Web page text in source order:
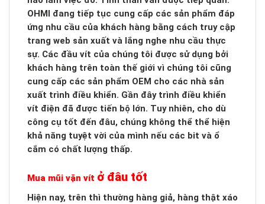
OHMI đang tiếp tục cung cấp các sản phẩm đáp
ứng nhu cầu của khách hàng bằng cách truy cập
trang web sản xuất và lắng nghe nhu cầu thực
sự. Các đầu vít của chúng tôi được sử dụng bởi
khách hàng trên toàn thế giới vì chúng tôi cũng
cung cấp các sản phẩm OEM cho các nhà sản
xuất trình điều khiển. Gần đây trình điều khiển
vít điện đã được tiến bộ lớn. Tuy nhiên, cho dù
công cụ tốt đến đâu, chúng không thể thể hiện
khả năng tuyệt vời của mình nếu các bit và ổ
cắm có chất lượng thấp.
Mua mũi vặn vít ở đâu tốt
Hiện nay, trên thì thường hàng giả, hàng thật xáo